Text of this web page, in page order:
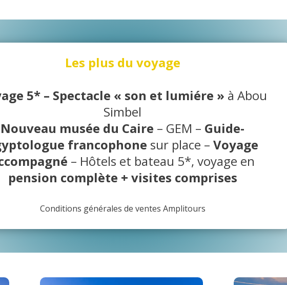
Les plus du voyage
5* – Spectacle « son et lumiére » à Abou
Simbel
Nouveau musée du Caire – GEM – Guide-
francophone sur place – Voyage
– Hôtels et bateau 5*, voyage en
pension complète + visites comprises
Conditions générales de ventes Amplitours